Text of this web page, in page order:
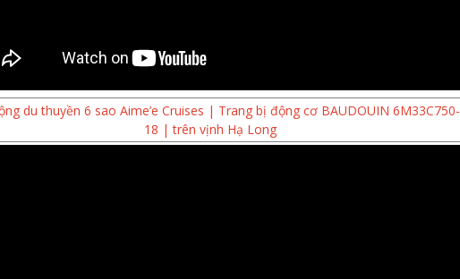
du thuyền 6 sao Aime’e Cruises | Trang bị động cơ BAUDOUIN 6M33C750-
18 | trên vịnh Hạ Long